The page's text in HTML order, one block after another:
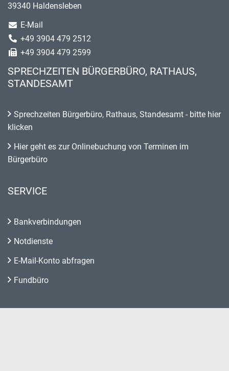
39340 Haldensleben
E-Mail
+49 3904 479 2512
+49 3904 479 2599
SPRECHZEITEN BÜRGERBÜRO, RATHAUS,
STANDESAMT
Sprechzeiten Bürgerbüro, Rathaus, Standesamt - bitte hier
klicken
Hier geht es zur Onlinebuchung von Terminen im
Bürgerbüro
SERVICE
Bankverbindungen
Notdienste
E-Mail-Konto abfragen
Fundbüro